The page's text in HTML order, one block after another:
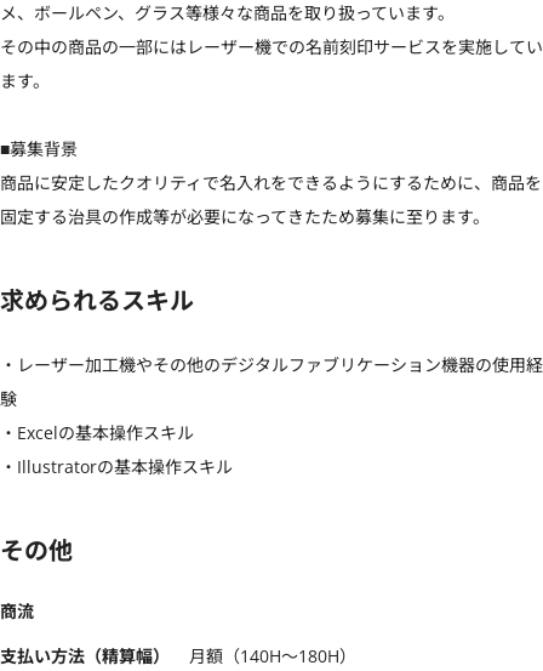
メ、ボールペン、グラス等様々な商品を取り扱っています。
その中の商品の一部にはレーザー機での名前刻印サービスを実施してい
ます。
■募集背景
商品に安定したクオリティで名入れをできるようにするために、商品を
固定する治具の作成等が必要になってきたため募集に至ります。
求められるスキル
・レーザー加工機やその他のデジタルファブリケーション機器の使用経
験
・Excelの基本操作スキル
・Illustratorの基本操作スキル
その他
商流
支払い方法（精算幅）
月額（140H〜180H）